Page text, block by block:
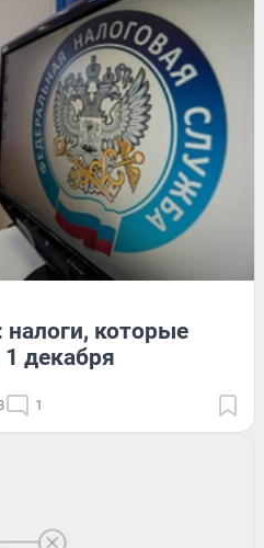
которые
декабря
1